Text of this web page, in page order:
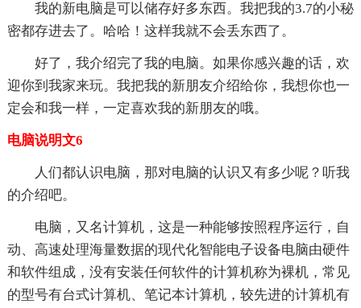
我的新电脑是可以储存好多东西。我把我的3.7的小秘
密都存进去了。哈哈！这样我就不会丢东西了。
好了，我介绍完了我的电脑。如果你感兴趣的话，欢
迎你到我家来玩。我把我的新朋友介绍给你，我想你也一
定会和我一样，一定喜欢我的新朋友的哦。
电脑说明文6
人们都认识电脑，那对电脑的认识又有多少呢？听我
的介绍吧。
电脑，又名计算机，这是一种能够按照程序运行，自
动、高速处理海量数据的现代化智能电子设备电脑由硬件
和软件组成，没有安装任何软件的计算机称为裸机，常见
的型号有台式计算机、笔记本计算机，较先进的计算机有